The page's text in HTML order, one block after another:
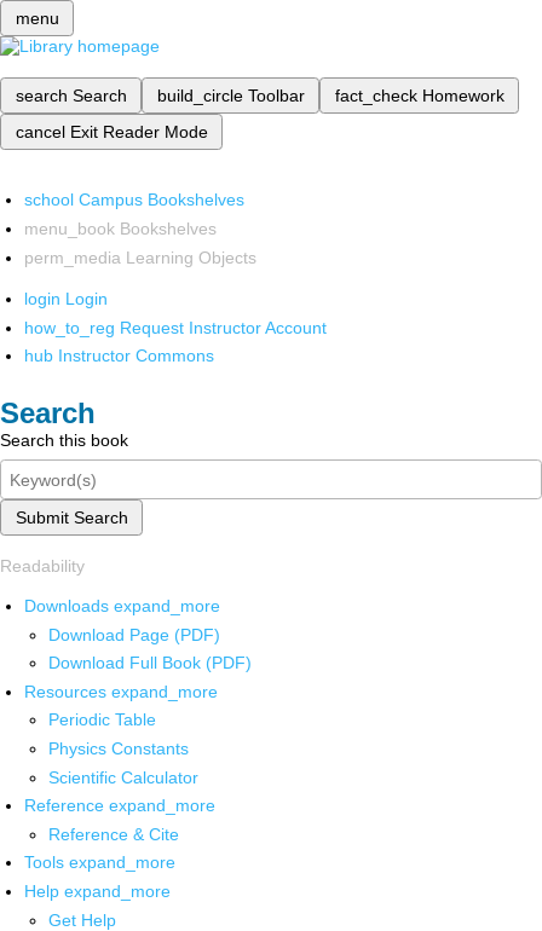
menu
search Search build_circle Toolbar fact_check Homework
cancel Exit Reader Mode
school Campus Bookshelves
menu_book Bookshelves
perm_media Learning Objects
login Login
how_to_reg Request Instructor Account
hub Instructor Commons
Search
Search this book
Submit Search
Readability
Downloads expand_more
Download Page (PDF)
Download Full Book (PDF)
Resources expand_more
Periodic Table
Physics Constants
Scientific Calculator
Reference expand_more
Reference & Cite
Tools expand_more
Help expand_more
Get Help